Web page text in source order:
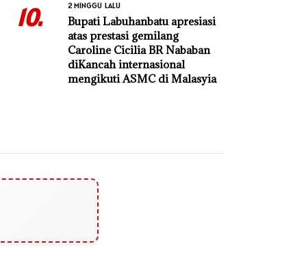
10. 2 MINGGU LALU
Bupati Labuhanbatu apresiasi
atas prestasi gemilang
Caroline Cicilia BR Nababan
diKancah internasional
mengikuti ASMC di Malasyia